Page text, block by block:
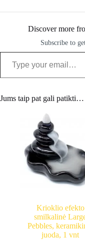
Discover more
Subscribe to
Type your email…
Jums taip pat gali patikti…
Krioklio efekto
smilkalinė
Pebbles,
juoda, 1 vnt